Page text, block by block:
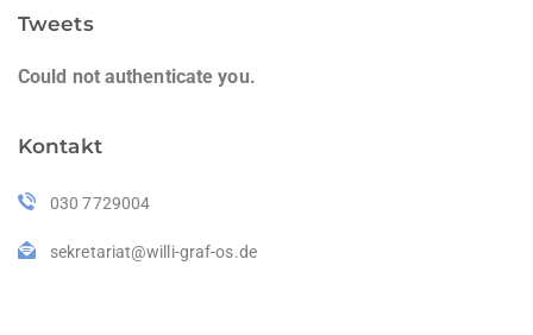
Tweets
Could not authenticate you.
Kontakt
030 7729004
sekretariat@willi-graf-os.de